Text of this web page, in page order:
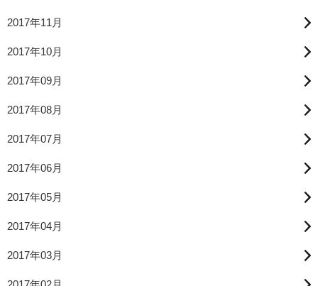
2017年11月
2017年10月
2017年09月
2017年08月
2017年07月
2017年06月
2017年05月
2017年04月
2017年03月